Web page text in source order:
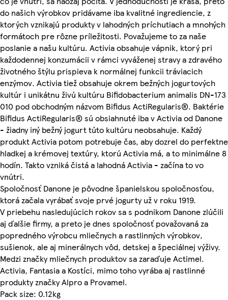
do našich výrobkov pridávame iba kvalitné ingrediencie, z
ktorých vznikajú produkty v lahodných príchutiach a mnohých
formátoch pre rôzne príležitosti. Považujeme to za naše
poslanie a našu kultúru. Activia obsahuje vápnik, ktorý pri
každodennej konzumácii v rámci vyváženej stravy a zdravého
životného štýlu prispieva k normálnej funkcii tráviacich
enzýmov. Activia tiež obsahuje okrem bežných jogurtových
kultúr i unikátnu živú kultúru Bifidobacterium animalis DN-173
010 pod obchodným názvom Bifidus ActiRegularis®. Baktérie
Bifidus ActiRegularis® sú obsiahnuté iba v Activia od Danone
- žiadny iný bežný jogurt túto kultúru neobsahuje. Každý
produkt Activia potom potrebuje čas, aby dozrel do perfektne
hladkej a krémovej textúry, ktorú Activia má, a to minimálne 8
hodín. Takto vzniká čistá a lahodná Activia - začína to vo
vnútri.
Spoločnosť Danone je pôvodne španielskou spoločnosťou,
ktorá začala vyrábať svoje prvé jogurty už v roku 1919.
V priebehu nasledujúcich rokov sa s podnikom Danone zlúčili
aj ďalšie firmy, a preto je dnes spoločnosť považovaná za
popredného výrobcu mliečnych a rastlinných výrobkov,
sušienok, ale aj minerálnych vôd, detskej a špeciálnej výživy.
Medzi značky mliečnych produktov sa zaraďuje Actimel.
Activia, Fantasia a Kostíci, mimo toho vyrába aj rastlinné
produkty značky Alpro a Provamel.
Pack size: 0.12kg